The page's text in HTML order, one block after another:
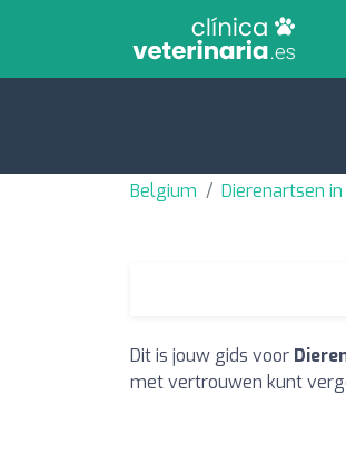
Belgium Dierenartsen
Dit is jouw gids voor
met vertrouwen kunt